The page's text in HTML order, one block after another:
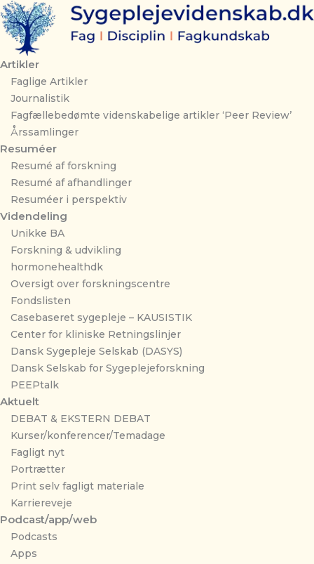
Gå
til
indholdet
Artikler
Faglige Artikler
Journalistik
Fagfællebedømte videnskabelige artikler ‘Peer Review’
Årssamlinger
Resuméer
Resumé af forskning
Resumé af afhandlinger
Resuméer i perspektiv
Videndeling
Unikke BA
Forskning & udvikling
hormonehealthdk
Oversigt over forskningscentre
Fondslisten
Casebaseret sygepleje – KAUSISTIK
Center for kliniske Retningslinjer
Dansk Sygepleje Selskab (DASYS)
Dansk Selskab for Sygeplejeforskning
PEEPtalk
Aktuelt
DEBAT & EKSTERN DEBAT
Kurser/konferencer/Temadage
Fagligt nyt
Portrætter
Print selv fagligt materiale
Karriereveje
Podcast/app/web
Podcasts
Apps